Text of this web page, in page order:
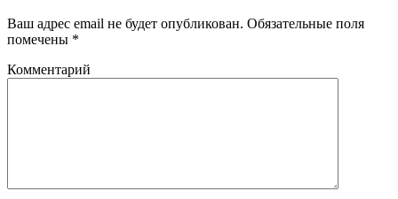
Ваш адрес email не будет опубликован. Обязательные поля
помечены *
Комментарий